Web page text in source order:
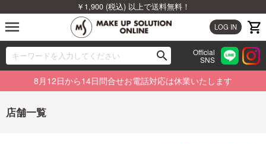
￥1,900 (税込) 以上で送料無料！
LOG IN
menu
search
00
Official
SNS
ブランドから探す
カテゴリから探す
8月12日から14日問合せお電話対応は休業いたします
店舗一覧